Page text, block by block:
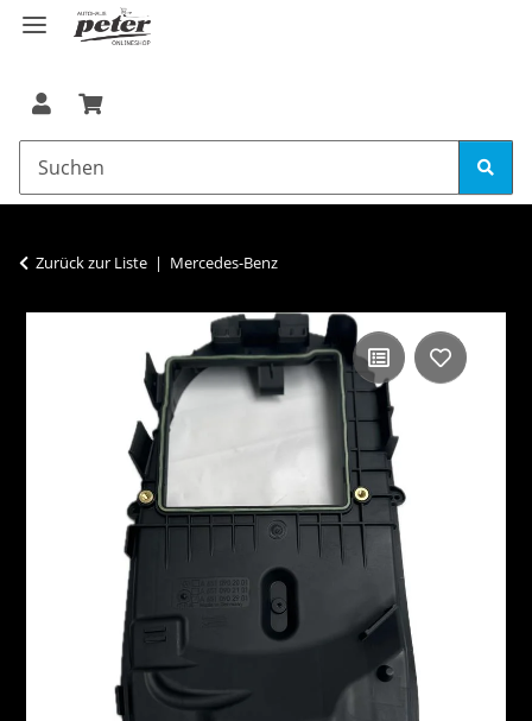
Zurück zur Liste Mercedes-Benz